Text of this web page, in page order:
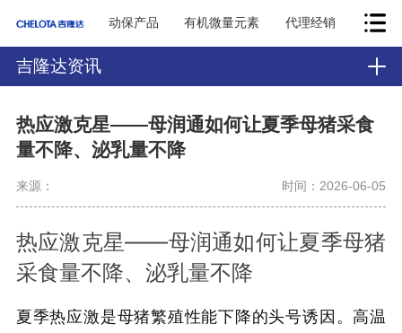
动保产品 有机微量元素 代理经销
吉隆达资讯
热应激克星——母润通如何让夏季母猪采食
量不降、泌乳量不降
来源： 时间：2026-06-05
热应激克星——母润通如何让夏季母猪
采食量不降、泌乳量不降
夏季热应激是母猪繁殖性能下降的头号诱因。高温